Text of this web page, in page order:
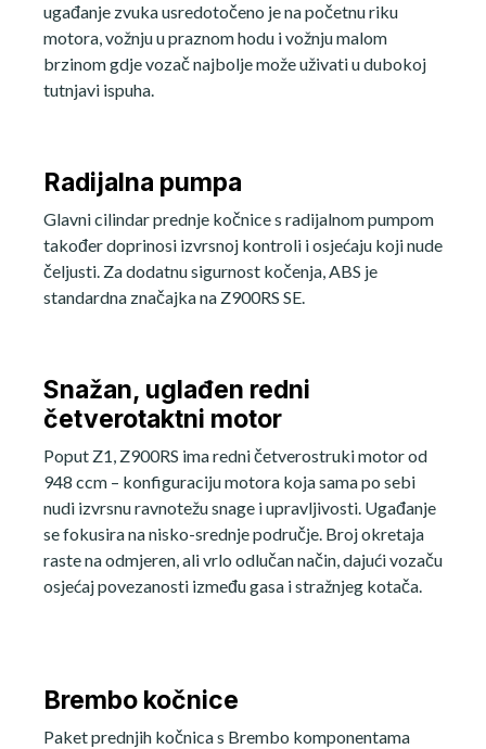
ugađanje zvuka usredotočeno je na početnu riku
motora, vožnju u praznom hodu i vožnju malom
brzinom gdje vozač najbolje može uživati u dubokoj
tutnjavi ispuha.
Radijalna pumpa
Glavni cilindar prednje kočnice s radijalnom pumpom
također doprinosi izvrsnoj kontroli i osjećaju koji nude
čeljusti. Za dodatnu sigurnost kočenja, ABS je
standardna značajka na Z900RS SE.
Snažan, uglađen redni
četverotaktni motor
Poput Z1, Z900RS ima redni četverostruki motor od
948 ccm – konfiguraciju motora koja sama po sebi
nudi izvrsnu ravnotežu snage i upravljivosti. Ugađanje
se fokusira na nisko-srednje područje. Broj okretaja
raste na odmjeren, ali vrlo odlučan način, dajući vozaču
osjećaj povezanosti između gasa i stražnjeg kotača.
Brembo kočnice
Paket prednjih kočnica s Brembo komponentama